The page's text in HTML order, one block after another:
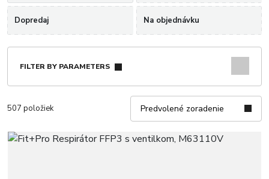
Dopredaj Na objednávku
FILTER BY PARAMETERS
507 položiek Predvolené zoradenie